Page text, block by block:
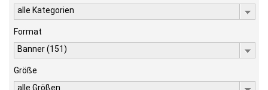
alle Kategorien
Format
Banner (151)
Größe
alle Größen